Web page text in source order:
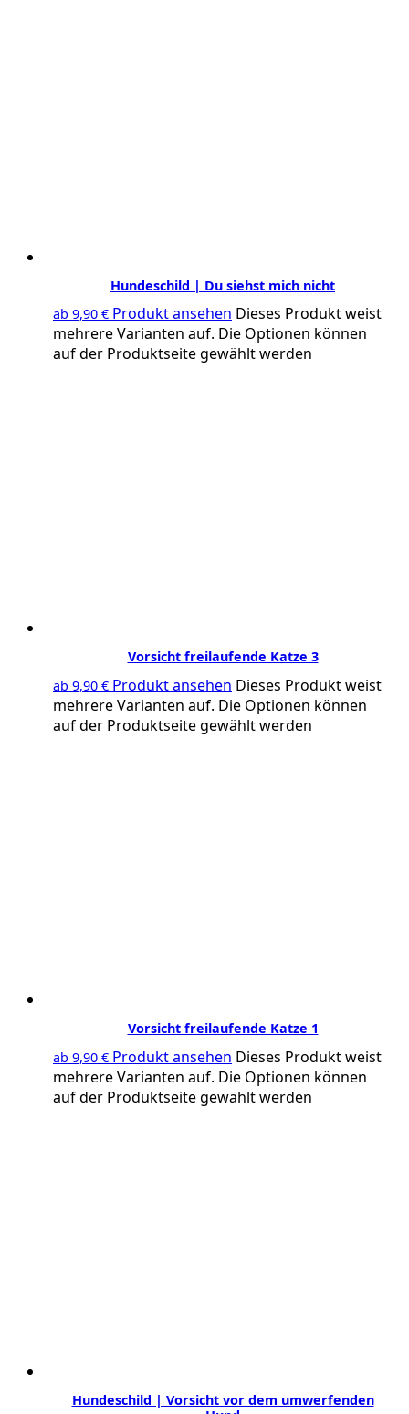
Hundeschild | Du siehst mich nicht
ab 9,90 € Produkt ansehen Dieses Produkt weist
mehrere Varianten auf. Die Optionen können
auf der Produktseite gewählt werden
Vorsicht freilaufende Katze 3
ab 9,90 € Produkt ansehen Dieses Produkt weist
mehrere Varianten auf. Die Optionen können
auf der Produktseite gewählt werden
Vorsicht freilaufende Katze 1
ab 9,90 € Produkt ansehen Dieses Produkt weist
mehrere Varianten auf. Die Optionen können
auf der Produktseite gewählt werden
Hundeschild | Vorsicht vor dem umwerfenden